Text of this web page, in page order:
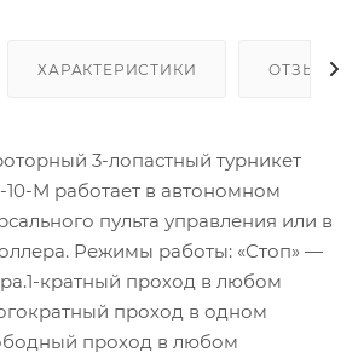
ХАРАКТЕРИСТИКИ ОТЗЫВЫ
3-лопастный турникет
М работает в автономном
пульта управления или в
Режимы работы: «Стоп» —
кратный проход в любом
проход в одном
проход в любом